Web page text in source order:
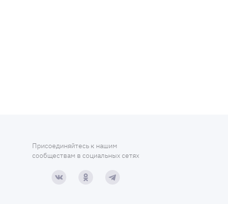
Присоединяйтесь к нашим
сообществам в социальных сетях